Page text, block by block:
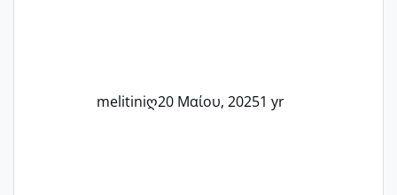
melitiniღ20 Μαίου, 20251 yr